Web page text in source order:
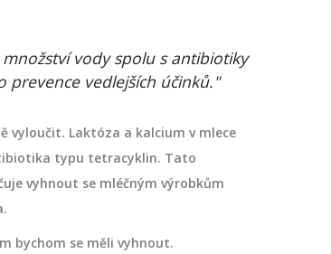
vody spolu s antibiotiky
prevence vedlejších účinků."
vyloučit. Laktóza a kalcium v mlece
typu tetracyklin. Tato
vyhnout se mléčným výrobkům
bychom se měli vyhnout.